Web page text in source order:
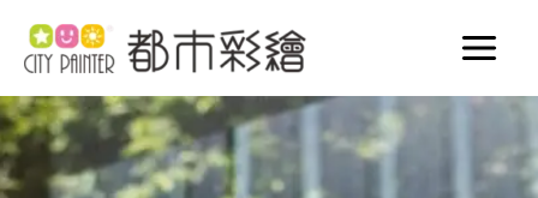
要
內
容